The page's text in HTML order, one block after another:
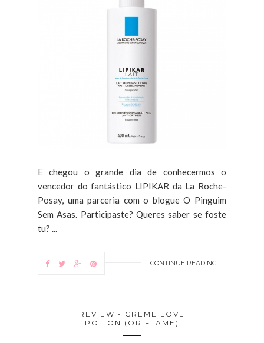
E chegou o grande dia de conhecermos o
vencedor do fantástico LIPIKAR da La Roche-
Posay, uma parceria com o blogue O Pinguim
Sem Asas. Participaste? Queres saber se foste
tu? ...
CONTINUE READING
REVIEW - CREME LOVE
POTION (ORIFLAME)